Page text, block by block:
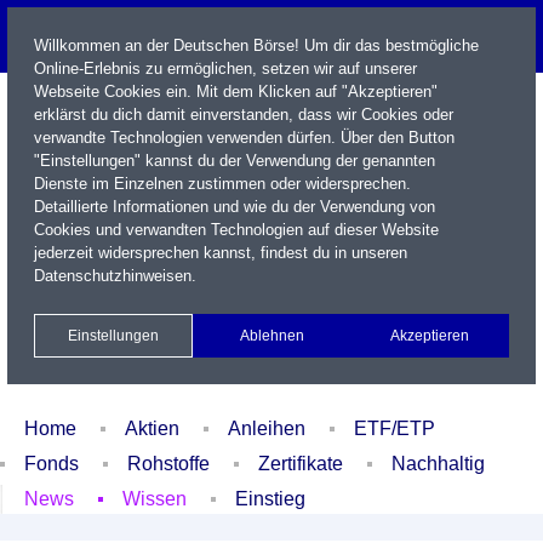
Name / WKN / ISIN / Kürzel
Xetra Realtime
Watchlist Portfolio Login
Home Aktien Anleihen
ETF/ETP
Fonds
Rohstoffe Zertifikate
Nachhaltig
News
Wissen Einstieg
Willkommen an der Deutschen Börse! Um dir das bestmögliche
Online-Erlebnis zu ermöglichen, setzen wir auf unserer
Webseite Cookies ein. Mit dem Klicken auf "Akzeptieren"
erklärst du dich damit einverstanden, dass wir Cookies oder
verwandte Technologien verwenden dürfen. Über den Button
"Einstellungen" kannst du der Verwendung der genannten
Dienste im Einzelnen zustimmen oder widersprechen.
Detaillierte Informationen und wie du der Verwendung von
Cookies und verwandten Technologien auf dieser Website
jederzeit widersprechen kannst, findest du in unseren
Datenschutzhinweisen.
Einstellungen Ablehnen Akzeptieren